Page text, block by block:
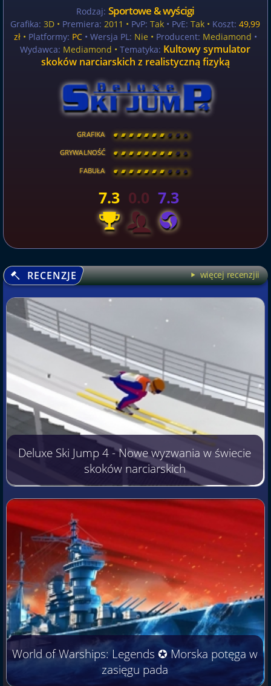
Rodzaj: Sportowe & wyścigi
Grafika: 3D • Premiera: 2011 • PvP: Tak • PvE: Tak • Koszt: 49,99
zł• Platformy: PC• Wersja PL: Nie • Producent: Mediamond •
Wydawca: Mediamond •Tematyka: Kultowy symulator
skoków narciarskich z realistyczną fizyką
GRAFIKA [ \ \ \ \ \ \ \ \ ]
GRYWALNOŚĆ [ \ \ \ \ \ \ \ \ ]
FABUŁA [ \ \ \ \ \ \ \ \ ]
7.3 0.0 7.3
RECENZJE więcej recenzjii
Deluxe Ski Jump 4 - Nowe wyzwania w świecie
skoków narciarskich
World of Warships: Legends ✪ Morska potęga w
zasięgu pada